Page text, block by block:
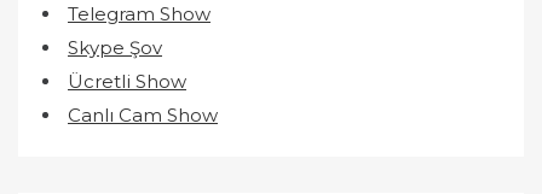
Telegram Show
Skype Şov
Ücretli Show
Canlı Cam Show